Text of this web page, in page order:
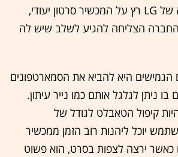
0.18 מ"מ. בהדגמה של LG רץ על המכשיר סרטון יעודי,
הצליחה להגיע לשלב שיש לה
היא להביא את הסמארטפונים
ניתן לגלגל אותם כמו נייר עיתון.
קיפול הטאבלט לגודל של
יוכל ליהנות רוב הזמן ממכשיר
כאשר ירצה לצפות בסרט, הוא פשוט